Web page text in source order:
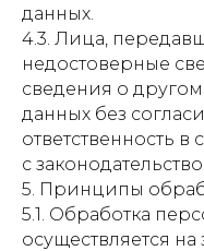
данных.
4.3. Лица,
недостоверные
сведения о
данных без
ответственность в
с
5. Принципы
5.1. Обработка
осуществляется